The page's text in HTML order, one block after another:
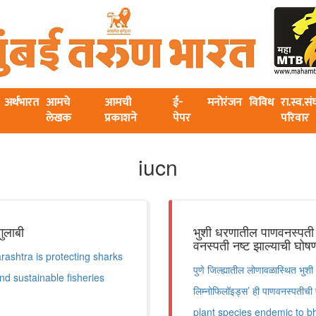
अर्थभारत आमचे
लेखक
आमची
प्रकाशने
ई-
पेपर
मनोरंजन विविध
परिवार
iucn
is protecting sharks
sustainable fisheries
भुशी धरणातील पाणवनस्पती
वनस्पती नष्ट झाल्याची
पुणे जिल्ह्यातील लोणावळास्थित
लिम्नोफिलॉइड्स’ ही
plant species endemic to